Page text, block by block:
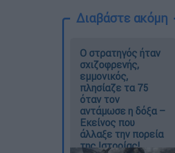
Διαβάστε ακόμη
O στρατηγός ήταν
σχιζοφρενής,
εμμονικός,
πλησίαζε τα 75
όταν τον
αντάμωσε η δόξα –
Εκείνος που
άλλαξε την πορεία
της Ιστορίας!